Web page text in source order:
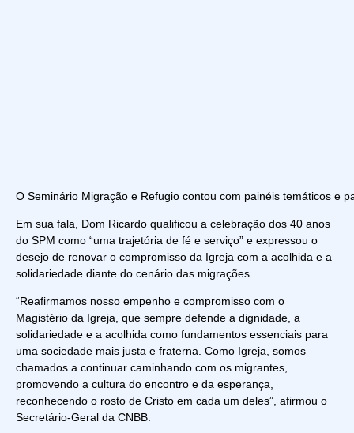
O Seminário Migração e Refugio contou com painéis temáticos e
Em sua fala, Dom Ricardo qualificou a celebração dos 40 anos
do SPM como “uma trajetória de fé e serviço” e expressou o
desejo de renovar o compromisso da Igreja com a acolhida e a
solidariedade diante do cenário das migrações.
“Reafirmamos nosso empenho e compromisso com o
Magistério da Igreja, que sempre defende a dignidade, a
solidariedade e a acolhida como fundamentos essenciais para
uma sociedade mais justa e fraterna. Como Igreja, somos
chamados a continuar caminhando com os migrantes,
promovendo a cultura do encontro e da esperança,
reconhecendo o rosto de Cristo em cada um deles”, afirmou o
Secretário-Geral da CNBB.